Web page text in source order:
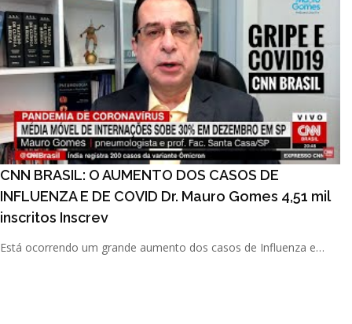
CNN BRASIL: O AUMENTO DOS CASOS DE
INFLUENZA E DE COVID Dr. Mauro Gomes 4,51 mil
inscritos Inscrev
Está ocorrendo um grande aumento dos casos de Influenza e